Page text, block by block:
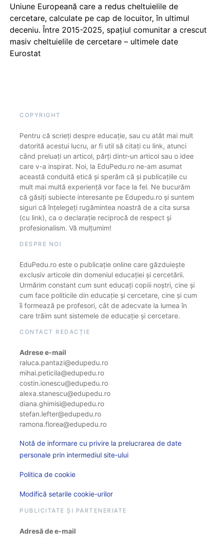
Uniune Europeană care a redus cheltuielile de
cercetare, calculate pe cap de locuitor, în ultimul
deceniu. Între 2015-2025, spațiul comunitar a crescut
masiv cheltuielile de cercetare – ultimele date
Eurostat
COPYRIGHT
Pentru că scrieți despre educație, sau cu atât mai mult
datorită acestui lucru, ar fi util să citați cu link, atunci
când preluați un articol, părți dintr-un articol sau o idee
care v-a inspirat. Noi, la EduPedu.ro ne-am asumat
această conduită etică și sperăm că și publicațiile cu
mult mai multă experiență vor face la fel. Ne bucurăm
că găsiți subiecte interesante pe Edupedu.ro și suntem
siguri că înțelegeți rugămintea noastră de a cita sursa
(cu link), ca o declarație reciprocă de respect și
profesionalism. Vă mulțumim!
DESPRE NOI
EduPedu.ro este o publicație online care găzduiește
exclusiv articole din domeniul educației și cercetării.
Urmărim constant cum sunt educați copiii noștri, cine și
cum face politicile din educație și cercetare, cine și cum
îi formează pe profesori, cât de adecvate la lumea în
care trăim sunt sistemele de educație și cercetare.
CONTACT REDACȚIE
Adrese e-mail
raluca.pantazi@edupedu.ro
mihai.peticila@edupedu.ro
costin.ionescu@edupedu.ro
alexa.stanescu@edupedu.ro
diana.ghimisi@edupedu.ro
stefan.lefter@edupedu.ro
ramona.florea@edupedu.ro
Notă de informare cu privire la prelucrarea de date
personale prin intermediul site-ului
Politica de cookie
Modifică setarile cookie-urilor
PUBLICITATE ȘI PARTENERIATE
Adresă de e-mail